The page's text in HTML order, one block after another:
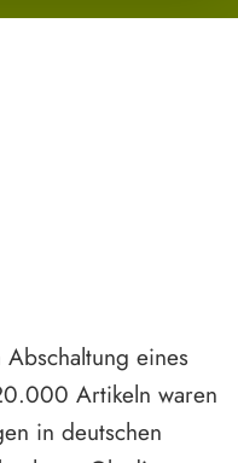
eines
Artikeln waren
in deutschen